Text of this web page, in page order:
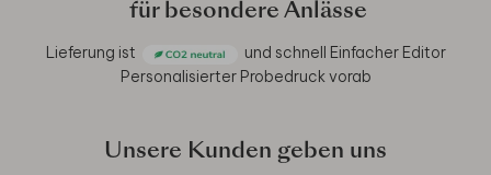
für besondere Anlässe
Lieferung ist und schnell Einfacher Editor
Personalisierter Probedruck vorab
Unsere Kunden geben uns